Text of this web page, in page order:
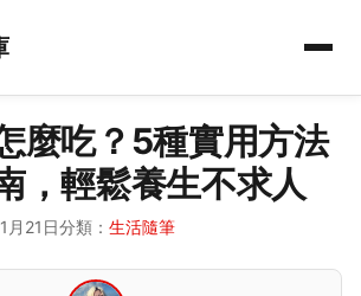
麼吃？5種實用方法
，輕鬆養生不求人
月21日分類： 生活隨筆